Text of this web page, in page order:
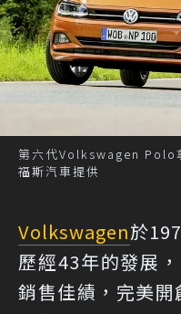
第六代Volkswagen Polo
福斯汽車提供
Volkswagen於
歷經43年的發展
銷售佳績，完美開